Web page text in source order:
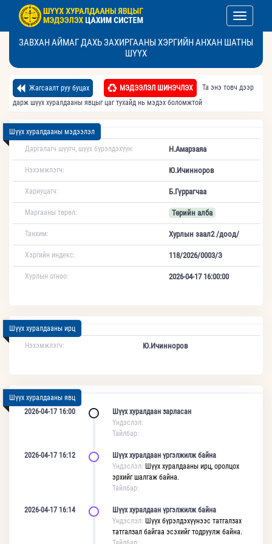
Toggle
ЗАВХАН АЙМАГ ДАХЬ ЗАХИРГААНЫ ХЭРГИЙН АНХАН ШАТНЫ
ШҮҮХ
Жагсаалт руу буцах МЭДЭЭЛЭЛ ШИНЭЧЛЭХ
Та энэ товч дээр
дарж шүүх хуралдааны явцыг цаг тухайд нь мэдэх боломжтой
Шүүх хуралдааны мэдээлэл
Даргалагч шүүгч, шүүх бүрэлдэхүүн:
Н.Амарзаяа
Нэхэмжлэгч: Ю.Ичинноров
Хариуцагч: Б.Гүррагчаа
Маргааны төрөл: Төрийн алба
Танхим: Хурлын заал2 /доод/
Хэргийн индекс: 118/2026/0003/З
Хурлын огноо: 2026-04-17 16:00:00
Шүүх хуралдааны ирц
Нэхэмжлэгч:
Ю.Ичинноров
Шүүх хуралдааны явц
2026-04-17 16:00
Шүүх хуралдаан зарласан
Үндэслэл:
Тайлбар:
2026-04-17 16:12
Шүүх хуралдаан үргэлжилж байна
Үндэслэл: Шүүх хуралдааны ирц, оролцох
эрхийг шалгаж байна.
Тайлбар:
2026-04-17 16:14
Шүүх хуралдаан үргэлжилж байна
Үндэслэл: Шүүх бүрэлдэхүүнээс татгалзах
татгалзал байгаа эсэхийг тодруулж байна.